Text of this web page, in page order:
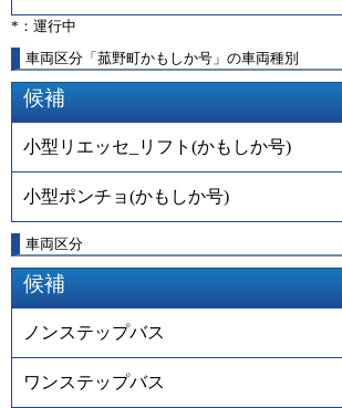
*：運行中
車両区分「菰野町かもしか号」の車両種別
候補
小型リエッセ_リフト(かもしか号)
小型ポンチョ(かもしか号)
車両区分
候補
ノンステップバス
ワンステップバス